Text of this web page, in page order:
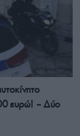
ευρώ! – Δύο